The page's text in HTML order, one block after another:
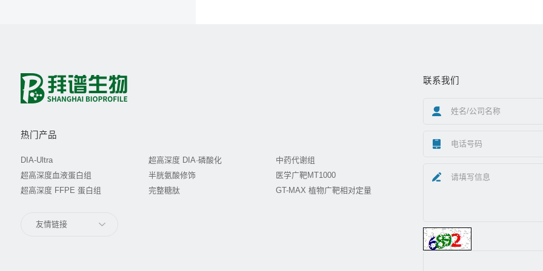
热门产品
DIA-Ultra 超高深度 DIA·磷酸化
中药代谢组
超高深度血液蛋白组
半胱氨酸修饰
医学广靶MT1000
超高深度 FFPE 蛋白组
完整糖肽 GT-MAX 植物广靶相对定量
友情链接
联系我们